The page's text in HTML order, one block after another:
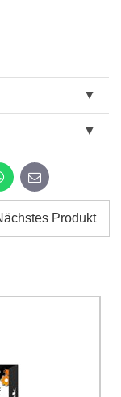
angegebenen
E-
mail
Produkt